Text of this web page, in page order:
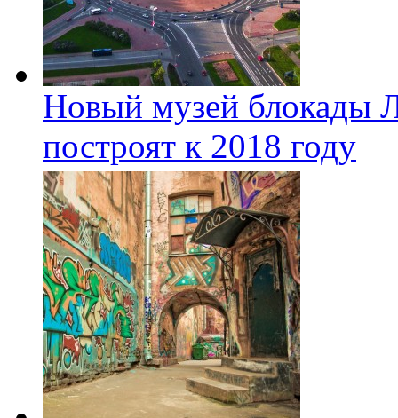
Новый музей блокады
построят к 2018 году